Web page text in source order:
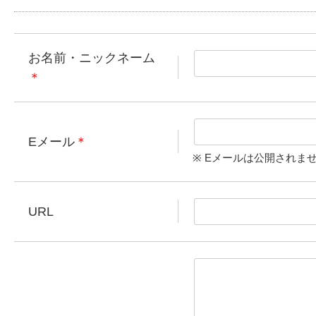
お名前・ニックネーム
＊
Eメール ＊
※ Eメールは公開されま
URL